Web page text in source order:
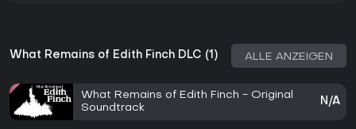
What Remains of Edith Finch DLC (1) ALLE ANZEIGEN
What Remains of Edith Finch - Original
Soundtrack
N/A